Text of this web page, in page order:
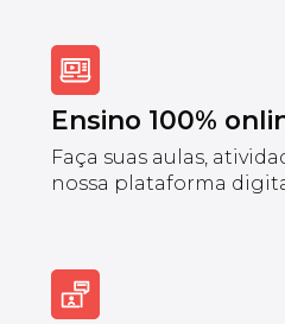
Ensino 100%
Faça suas aulas,
nossa plataforma